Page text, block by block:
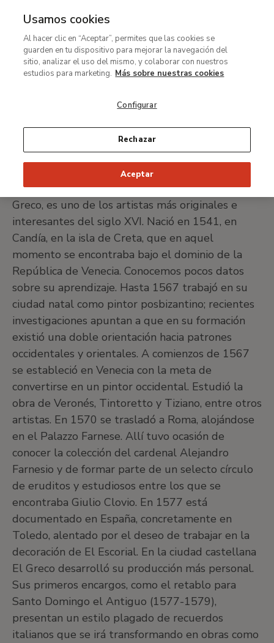
MENÚ
contenido
principal
El Greco (Doménikos
Theotokópoulos)
Candía 1541 - Toledo 1614
IMPRIMIR FICHA
Doménikos Theotokópoulos, conocido como El
Greco, es uno de los artistas más originales e
interesantes del siglo XVI. Nació en 1541, en
Candía, en la isla de Creta, que en aquel
momento se encontraba bajo el dominio de la
República de Venecia. Conocemos pocos datos
sobre su aprendizaje. Hasta 1567 trabajó en su
ciudad natal como pintor posbizantino; recientes
investigaciones apuntan a que en su formación
existió una doble orientación hacia patrones
occidentales y orientales. A comienzos de 1567
se estableció en Venecia con la meta de
convertirse en un pintor occidental. Estudió la
obra de Veronés, Tintoretto y Tiziano, entre otros
artistas. En 1570 se trasladó a Roma, alojándose
en el Palazzo Farnese. Allí tuvo ocasión de
conocer la colección del cardenal Alejandro
Farnesio y de formar parte de un selecto círculo
de eruditos y estudiosos entre los que se
encontraba Giulio Clovio. En 1577 está
documentado en España, concretamente en
Toledo, alentado por el deseo de trabajar en la
decoración de El Escorial. En la ciudad castellana
El Greco desarrolló su producción más personal.
Sus primeros encargos, como el retablo para
Santo Domingo el Antiguo (1577-1579),
presentan un estilo plagado de recuerdos
italianos que se irá transformando en obras como
Usamos cookies
Al hacer clic en “Aceptar”, permites que las cookies se
guarden en tu dispositivo para mejorar la navegación del
sitio, analizar el uso del mismo, y colaborar con nuestros
estudios para marketing. Más sobre nuestras cookies
Configurar
Rechazar
Aceptar